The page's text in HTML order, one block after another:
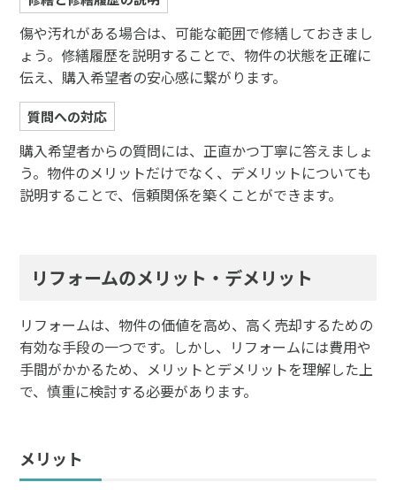
傷や汚れがある場合は、可能な範囲で修繕しておきまし
ょう。修繕履歴を説明することで、物件の状態を正確に
伝え、購入希望者の安心感に繋がります。
質問への対応
購入希望者からの質問には、正直かつ丁寧に答えましょ
う。物件のメリットだけでなく、デメリットについても
説明することで、信頼関係を築くことができます。
リフォームのメリット・デメリット
リフォームは、物件の価値を高め、高く売却するための
有効な手段の一つです。しかし、リフォームには費用や
手間がかかるため、メリットとデメリットを理解した上
で、慎重に検討する必要があります。
メリット